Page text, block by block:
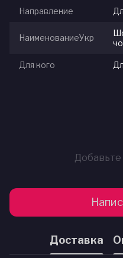
Направление
НаименованиеУкр
Для кого
Доставка